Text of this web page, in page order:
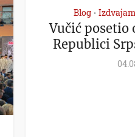
Blog •
Vučić posetio
Republici